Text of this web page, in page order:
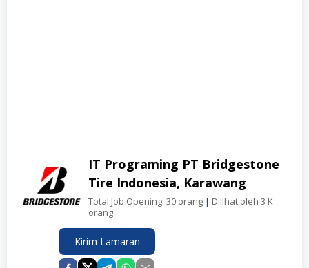
IT Programing PT Bridgestone
Tire Indonesia, Karawang
Total Job Opening: 30 orang | Dilihat oleh 3 K
orang
Kirim Lamaran